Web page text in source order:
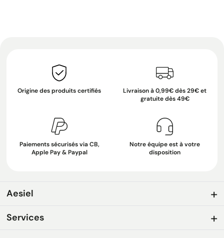
Origine des produits certifiés
Livraison à 0,99€ dès 29€ et
gratuite dès 49€
Paiements sécurisés via CB,
Apple Pay & Paypal
Notre équipe est à votre
disposition
Aesiel
Services